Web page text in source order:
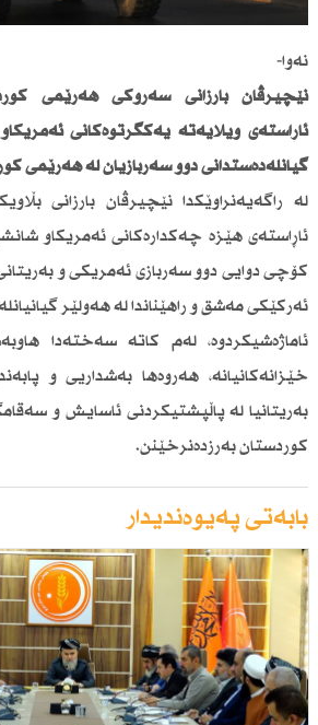
نەوا-
نێچیرڤان بارزانی سەرۆكی هەرێمی
ئاڕاستەی ویلایەتە یەكگرتوەكانی
گیانلەدەستدانی دوو سەربازیان لە هەرێمی
لە راگەیەنراوێكدا نێچیرڤان بارزانی
ئاڕاستەی هێزە چەكدارەكانی ئەمریكاو
كۆچی دوایی دوو سەربازی ئەمریكی و
ئەركێكی مەشق و راهێناندا لە هەولێر
ئاماژەشیكردوە، لەم كاتە سەختەدا
خێزانەكانیانە، هەروەها بەشداریی و
بەریتانیا لە پاڵپشتیكردنی ئاسایش و
كوردستان بەرزدەنرخێنن.
بابەتی پەیوەندیدار